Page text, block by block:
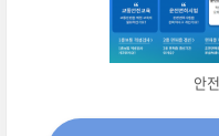
안